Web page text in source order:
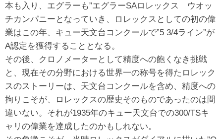
本も入り、エグラーも”エグラーSAロレックス ウオッ
チカンパニーとなっていき、ロレックスとしての初の偉
業はこの年、キュー天文台コンクールで”5 3/4ライン”が
A認定を獲得することとなる。
その後、クロノメーターとして精度への飽くなき挑戦
と、現在その分野における世界一の称号を得たロレック
スのストーリーは、天文台コンクールを含め、精度への
拘りこそが、ロレックスの歴史そのものであったのは間
違いない。それが1935年のキュー天文台での300/TSキ
ャリの偉業を達成したのかもしれない。